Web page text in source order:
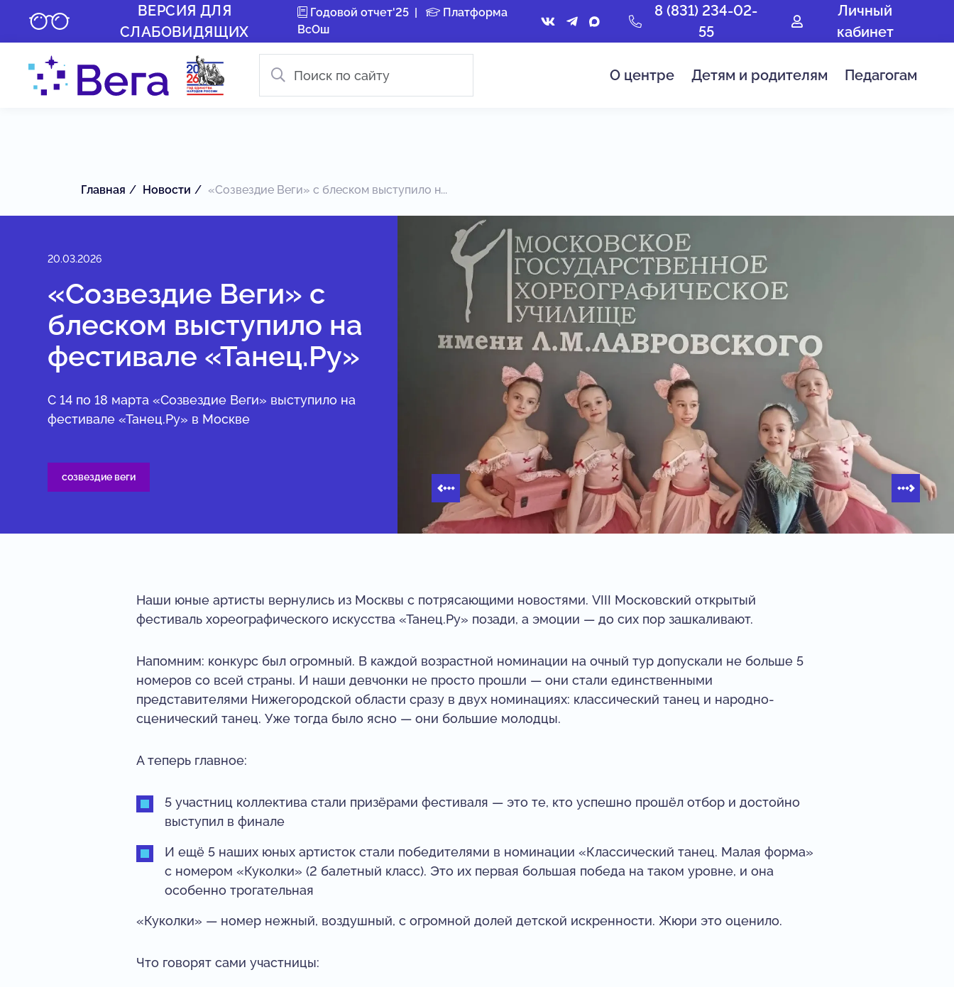
ВЕРСИЯ ДЛЯ
СЛАБОВИДЯЩИХ
Годовой отчет'25|
Платформа
ВсОш
8 (831) 234-02-
55
Личный
кабинет
О центре Детям и родителям Педагогам
Главная Новости «Созвездие Веги» с блеском выступило н...
20.03.2026
«Созвездие Веги» с
блеском выступило на
фестивале «Танец.Ру»
С 14 по 18 марта «Созвездие Веги» выступило на
фестивале «Танец.Ру» в Москве
созвездие веги
Наши юные артисты вернулись из Москвы с потрясающими новостями. VIII Московский открытый
фестиваль хореографического искусства «Танец.Ру» позади, а эмоции — до сих пор зашкаливают.
Напомним: конкурс был огромный. В каждой возрастной номинации на очный тур допускали не больше 5
номеров со всей страны. И наши девчонки не просто прошли — они стали единственными
представителями Нижегородской области сразу в двух номинациях: классический танец и народно-
сценический танец. Уже тогда было ясно — они большие молодцы.
А теперь главное:
5 участниц коллектива стали призёрами фестиваля — это те, кто успешно прошёл отбор и достойно
выступил в финале
И ещё 5 наших юных артисток стали победителями в номинации «Классический танец. Малая форма»
с номером «Куколки» (2 балетный класс). Это их первая большая победа на таком уровне, и она
особенно трогательная
«Куколки» — номер нежный, воздушный, с огромной долей детской искренности. Жюри это оценило.
Что говорят сами участницы: